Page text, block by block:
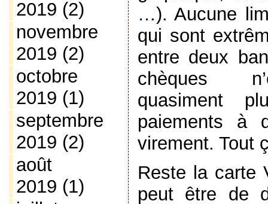
2019 (2)
novembre
2019 (2)
octobre
2019 (1)
septembre
2019 (2)
août
2019 (1)
…). Aucune
qui sont
entre deux
chèques
quasiment
paiements à
virement. Tout
Reste la carte
peut être de